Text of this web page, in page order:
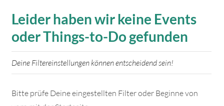
Leider haben wir keine Events
oder Things-to-Do gefunden
Deine Filtereinstellungen können entscheidend sein!
Bitte prüfe Deine eingestellten Filter oder Beginne von